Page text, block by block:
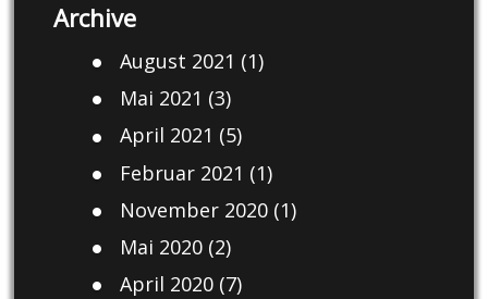
Archive
August 2021 (1)
Mai 2021 (3)
April 2021 (5)
Februar 2021 (1)
November 2020(1)
Mai 2020(2)
April 2020(7)